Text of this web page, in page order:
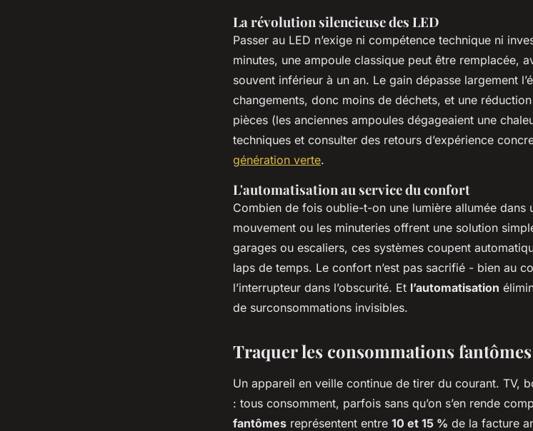
La révolution silencieuse des LED
Passer au LED n’exige ni compétence technique ni
minutes, une ampoule classique peut être remplacée,
souvent inférieur à un an. Le gain dépasse largement
changements, donc moins de déchets, et une
pièces (les anciennes ampoules dégageaient une
techniques et consulter des retours d’expérience
génération verte.
L'automatisation au service du confort
Combien de fois oublie-t-on une lumière allumée dans
mouvement ou les minuteries offrent une solution
garages ou escaliers, ces systèmes coupent
laps de temps. Le confort n’est pas sacrifié - bien au
l’interrupteur dans l’obscurité. Et l’automatisation
de surconsommations invisibles.
Traquer les consommations
Un appareil en veille continue de tirer du courant. TV,
: tous consomment, parfois sans qu’on s’en rende
fantômes représentent entre 10 et 15 % de la facture